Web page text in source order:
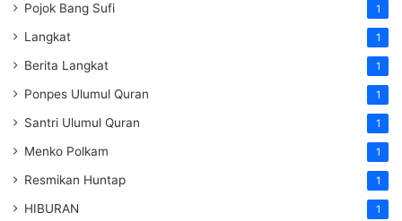
Pojok Bang Sufi 1
Langkat 1
Berita Langkat 1
Ponpes Ulumul Quran 1
Santri Ulumul Quran 1
Menko Polkam 1
Resmikan Huntap 1
HIBURAN 1